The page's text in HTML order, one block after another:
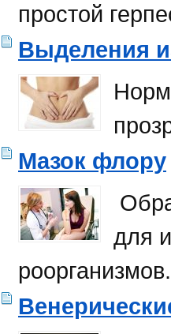
простой
Выделения
Мазок флору
для